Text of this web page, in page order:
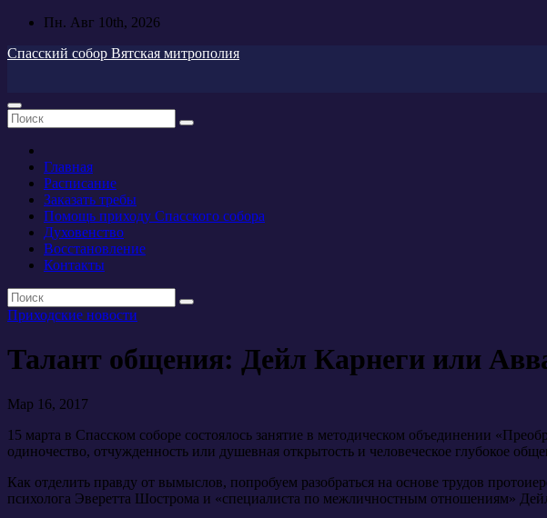
Перейти
содержимому
Пн. Авг 10th, 2026
Спасский собор Вятская митрополия
Главная
Расписание
Заказать требы
Помощь приходу Спасского собора
Духовенство
Восстановление
Контакты
Приходские новости
Талант общения: Дейл Карнеги или
Мар 16, 2017
15 марта в Спасском соборе состоялось занятие в методическом объединении
одиночество, отчужденность или душевная открытость и человеческое глубокое
Как отделить правду от вымыслов, попробуем разобраться на основе трудов
психолога Эверетта Шострома и «специалиста по межличностным отношениям»